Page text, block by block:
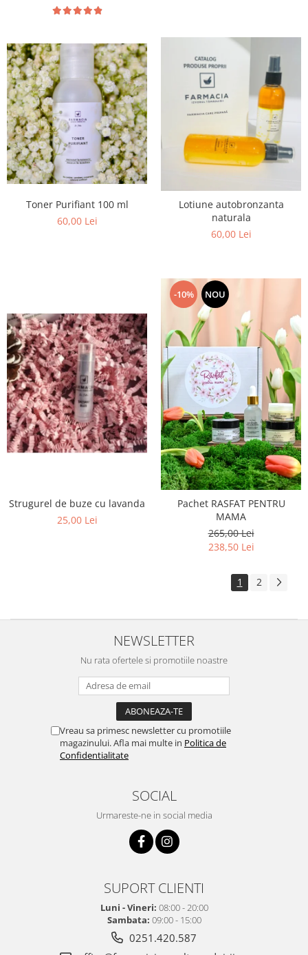
Toner Purifiant 100 ml
60,00 Lei
Lotiune autobronzanta
naturala
60,00 Lei
Strugurel de buze cu lavanda
25,00 Lei
-10% NOU
Pachet RASFAT PENTRU
MAMA
265,00 Lei
238,50 Lei
1 2
NEWSLETTER
Nu rata ofertele si promotiile noastre
Vreau sa primesc newsletter cu promotiile
magazinului. Afla mai multe in Politica de
Confidentialitate
SOCIAL
Urmareste-ne in social media
SUPORT CLIENTI
Luni - Vineri: 08:00 - 20:00
Sambata: 09:00 - 15:00
0251.420.587